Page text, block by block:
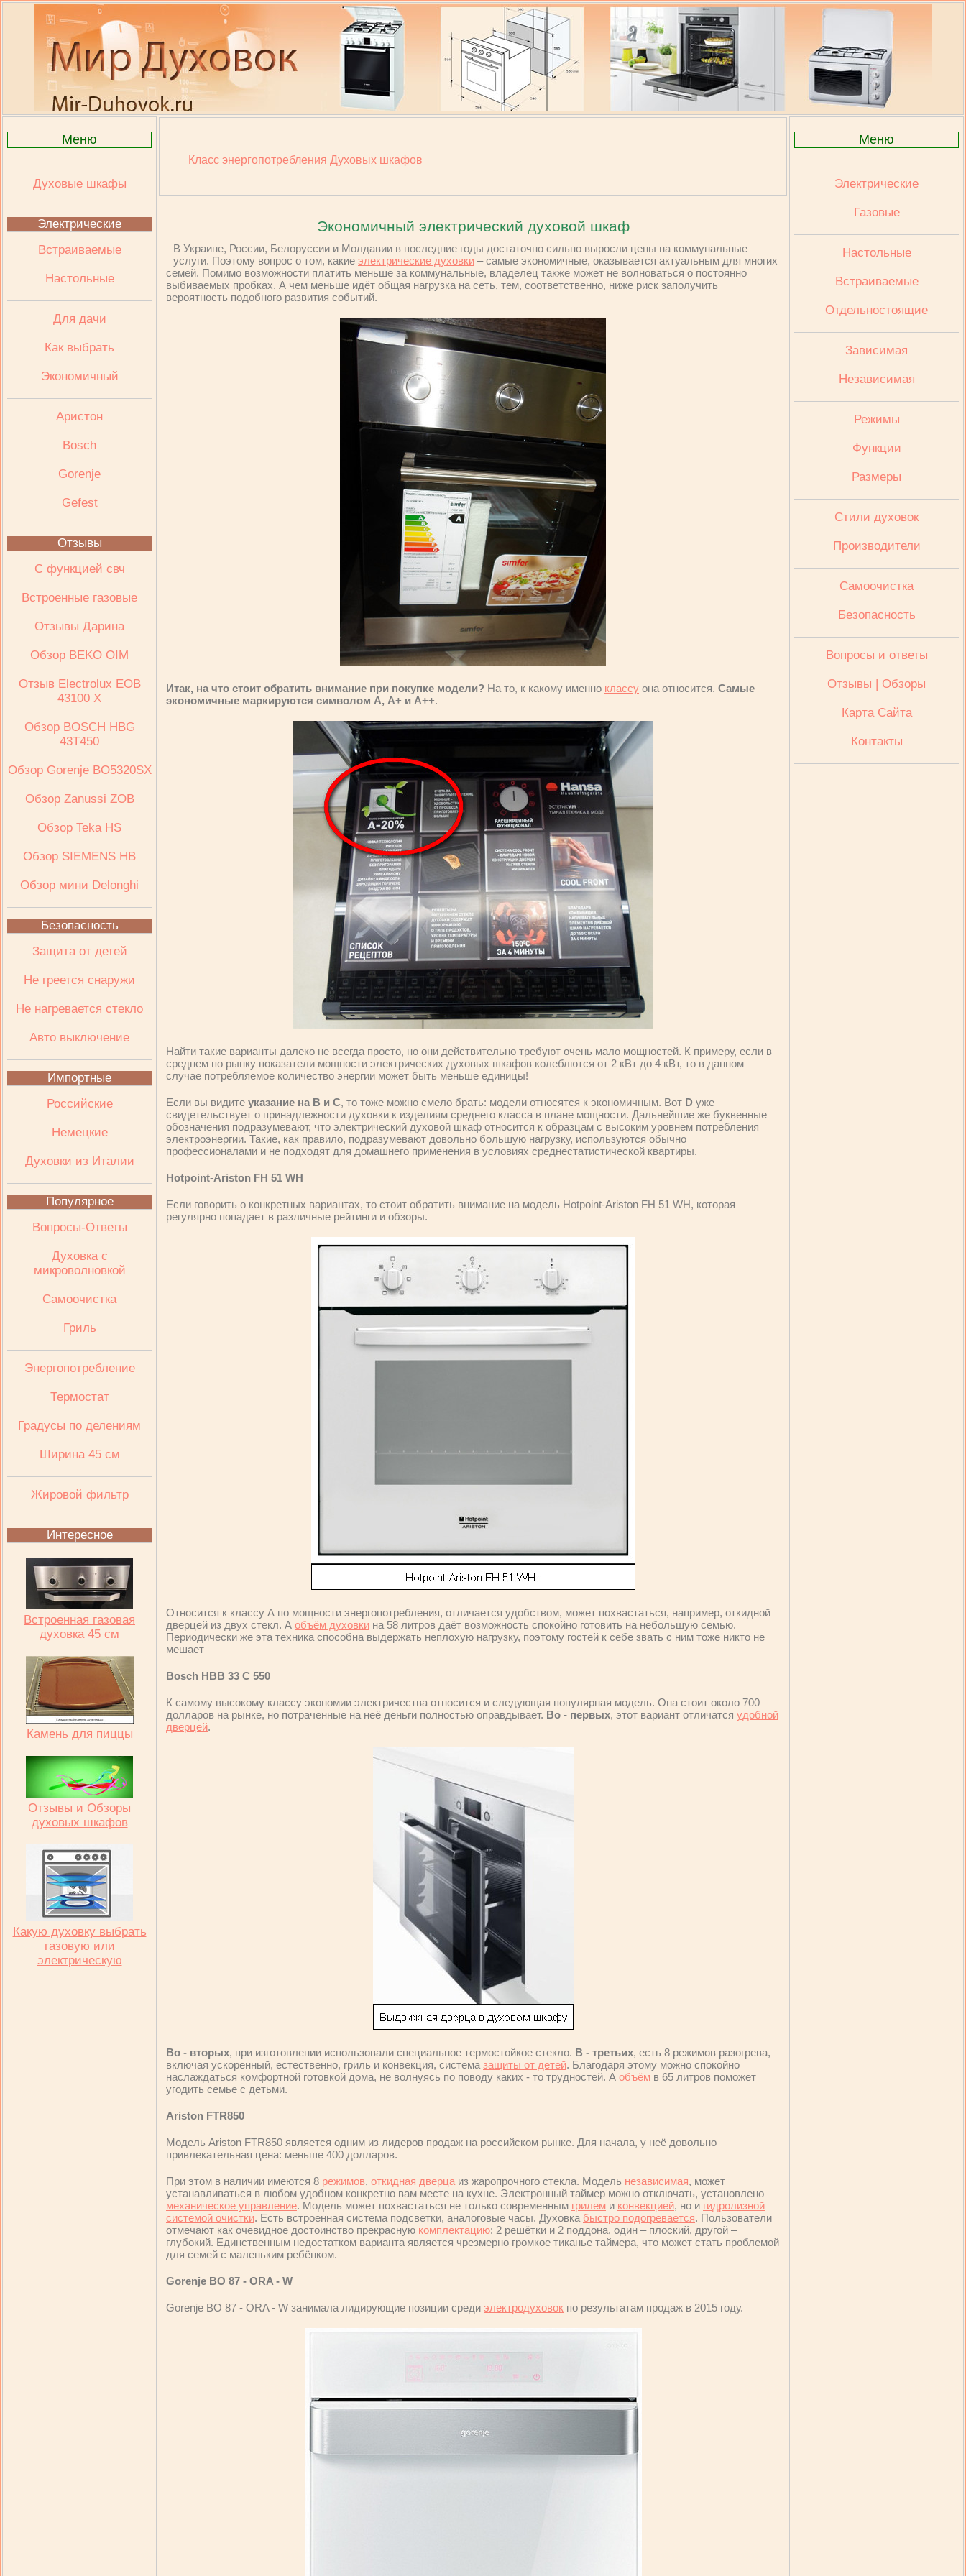
Меню
Духовые шкафы
Электрические
Встраиваемые
Настольные
Для дачи
Как выбрать
Экономичный
Аристон
Bosch
Gorenje
Gefest
Отзывы
С функцией свч
Встроенные газовые
Отзывы Дарина
Обзор BEKO OIM
Отзыв Electrolux ЕОВ
43100 Х
Обзор BOSCH HBG
43T450
Обзор Gorenje BO5320SX
Обзор Zanussi ZOB
Обзор Teka HS
Обзор SIEMENS HB
Обзор мини Delonghi
Безопасность
Защита от детей
Не греется снаружи
Не нагревается стекло
Авто выключение
Импортные
Российские
Немецкие
Духовки из Италии
Популярное
Вопросы-Ответы
Духовка с
микроволновкой
Самоочистка
Гриль
Энергопотребление
Термостат
Градусы по делениям
Ширина 45 см
Жировой фильтр
Интересное
Встроенная газовая
духовка 45 см
Камень для пиццы
Отзывы и Обзоры
духовых шкафов
Какую духовку выбрать
газовую или
электрическую
Класс энергопотребления Духовых шкафов
Экономичный электрический духовой шкаф
В Украине, России, Белоруссии и Молдавии в последние годы достаточно сильно выросли цены на коммунальные
услуги. Поэтому вопрос о том, какие электрические духовки – самые экономичные, оказывается актуальным для многих
семей. Помимо возможности платить меньше за коммунальные, владелец также может не волноваться о постоянно
выбиваемых пробках. А чем меньше идёт общая нагрузка на сеть, тем, соответственно, ниже риск заполучить
вероятность подобного развития событий.
Итак, на что стоит обратить внимание при покупке модели? На то, к какому именно классу она относится. Самые
экономичные маркируются символом А, А+ и А++.
Найти такие варианты далеко не всегда просто, но они действительно требуют очень мало мощностей. К примеру, если в
среднем по рынку показатели мощности электрических духовых шкафов колеблются от 2 кВт до 4 кВт, то в данном
случае потребляемое количество энергии может быть меньше единицы!
Если вы видите указание на В и С, то тоже можно смело брать: модели относятся к экономичным. Вот D уже
свидетельствует о принадлежности духовки к изделиям среднего класса в плане мощности. Дальнейшие же буквенные
обозначения подразумевают, что электрический духовой шкаф относится к образцам с высоким уровнем потребления
электроэнергии. Такие, как правило, подразумевают довольно большую нагрузку, используются обычно
профессионалами и не подходят для домашнего применения в условиях среднестатистической квартиры.
Hotpoint-Ariston FH 51 WH
Если говорить о конкретных вариантах, то стоит обратить внимание на модель Hotpoint-Ariston FH 51 WH, которая
регулярно попадает в различные рейтинги и обзоры.
Относится к классу А по мощности энергопотребления, отличается удобством, может похвастаться, например, откидной
дверцей из двух стекл. А объём духовки на 58 литров даёт возможность спокойно готовить на небольшую семью.
Периодически же эта техника способна выдержать неплохую нагрузку, поэтому гостей к себе звать с ним тоже никто не
мешает
Bosch HBB 33 C 550
К самому высокому классу экономии электричества относится и следующая популярная модель. Она стоит около 700
долларов на рынке, но потраченные на неё деньги полностью оправдывает. Во - первых, этот вариант отличатся удобной
дверцей.
Во - вторых, при изготовлении использовали специальное термостойкое стекло. В - третьих, есть 8 режимов разогрева,
включая ускоренный, естественно, гриль и конвекция, система защиты от детей. Благодаря этому можно спокойно
наслаждаться комфортной готовкой дома, не волнуясь по поводу каких - то трудностей. А объём в 65 литров поможет
угодить семье с детьми.
Ariston FTR850
Модель Ariston FTR850 является одним из лидеров продаж на российском рынке. Для начала, у неё довольно
привлекательная цена: меньше 400 долларов.
При этом в наличии имеются 8 режимов, откидная дверца из жаропрочного стекла. Модель независимая, может
устанавливаться в любом удобном конкретно вам месте на кухне. Электронный таймер можно отключать, установлено
механическое управление. Модель может похвастаться не только современным грилем и конвекцией, но и гидролизной
системой очистки. Есть встроенная система подсветки, аналоговые часы. Духовка быстро подогревается. Пользователи
отмечают как очевидное достоинство прекрасную комплектацию: 2 решётки и 2 поддона, один – плоский, другой –
глубокий. Единственным недостатком варианта является чрезмерно громкое тиканье таймера, что может стать проблемой
для семей с маленьким ребёнком.
Gorenje BO 87 - ORA - W
Gorenje BO 87 - ORA - W занимала лидирующие позиции среди электродуховок по результатам продаж в 2015 году.
Меню
Электрические
Газовые
Настольные
Встраиваемые
Отдельностоящие
Зависимая
Независимая
Режимы
Функции
Размеры
Стили духовок
Производители
Cамоочистка
Безопасность
Вопросы и ответы
Отзывы | Обзоры
Карта Сайта
Контакты